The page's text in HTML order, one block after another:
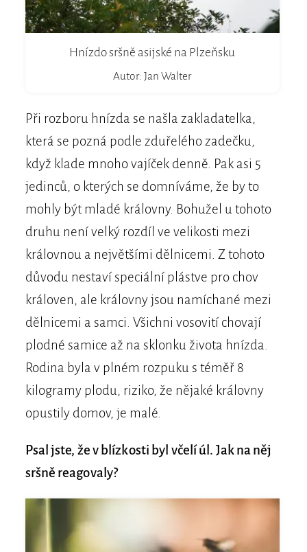
Hnízdo sršně asijské na Plzeňsku
Autor: Jan Walter
Při rozboru hnízda se našla zakladatelka,
která se pozná podle zduřelého zadečku,
když klade mnoho vajíček denně. Pak asi 5
jedinců, o kterých se domníváme, že by to
mohly být mladé královny. Bohužel u tohoto
druhu není velký rozdíl ve velikosti mezi
královnou a největšími dělnicemi. Z tohoto
důvodu nestaví speciální plástve pro chov
královen, ale královny jsou namíchané mezi
dělnicemi a samci. Všichni vosovití chovají
plodné samice až na sklonku života hnízda.
Rodina byla v plném rozpuku s téměř 8
kilogramy plodu, riziko, že nějaké královny
opustily domov, je malé.
Psal jste, že v blízkosti byl včelí úl. Jak na něj
sršně reagovaly?